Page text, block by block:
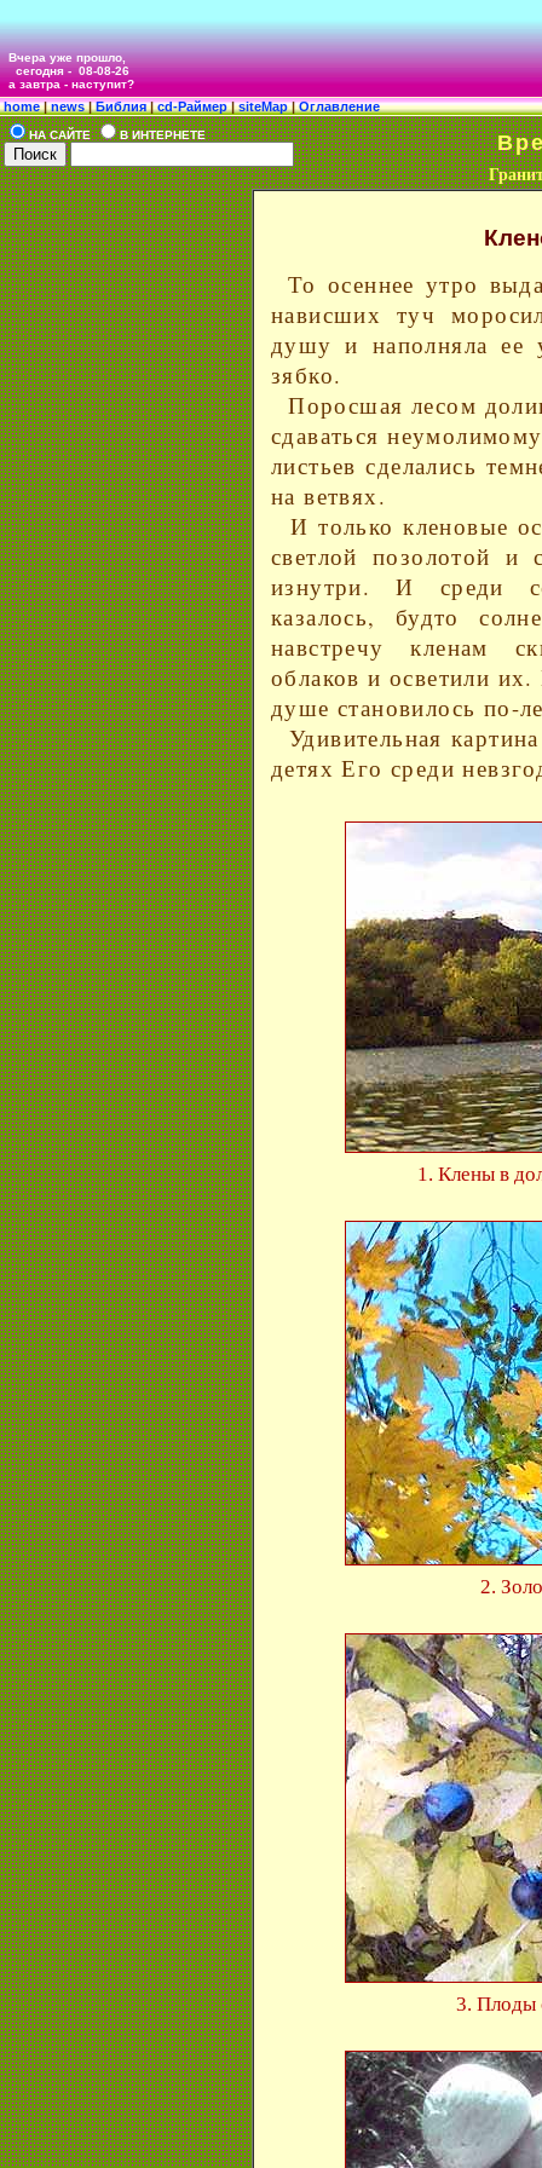
Вчера уже прошло,
сегодня -08-08-26
а завтра - наступит?
home|news|Библия|cd-Раймер|siteMap|Оглавление
НА САЙТЕ В ИНТЕРНЕТЕ
То осеннее утро
нависших туч
душу и наполняла ее
зябко.
Поросшая лесом
сдаваться
листьев сделались
на ветвях.
И только кленовые
светлой позолотой и
изнутри. И среди
казалось, будто
навстречу кленам
облаков и осветили
душе становилось по-
Удивительная
детях Его среди
1. Клены в
2.
3. Плоды